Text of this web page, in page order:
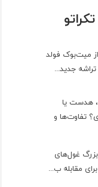
میت‌بوک فولد
هدست یا
تفاوت‌ها و
غول‌های
مقابله ب...